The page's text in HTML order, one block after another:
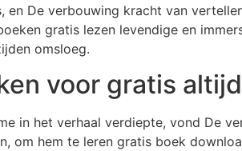
en De verbouwing kracht van
gratis lezen levendige en
omsloeg.
voor gratis
in het verhaal verdiepte, vond De
om hem te leren gratis boek